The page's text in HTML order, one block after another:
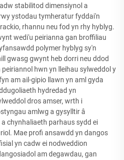
stabilitod dimensiynol a
ystodau tymheratur fyddai'n
rhannu neu fod yn rhy hyblyg.
wedi'u peirianna gan broffiliau
polymer hyblyg sy'n
gwasg gwynt heb dorri neu ddod
hwn yn lleihau sylweddol y
am ail-gipio llawn yn aml gyda
hydredad yn
dros amser, wrth i
amlwg a gysylltir â
chynhaliaeth parhaus sydd ei
Mae profi ansawdd yn dangos
yn cadw ei nodweddion
am degawdau, gan